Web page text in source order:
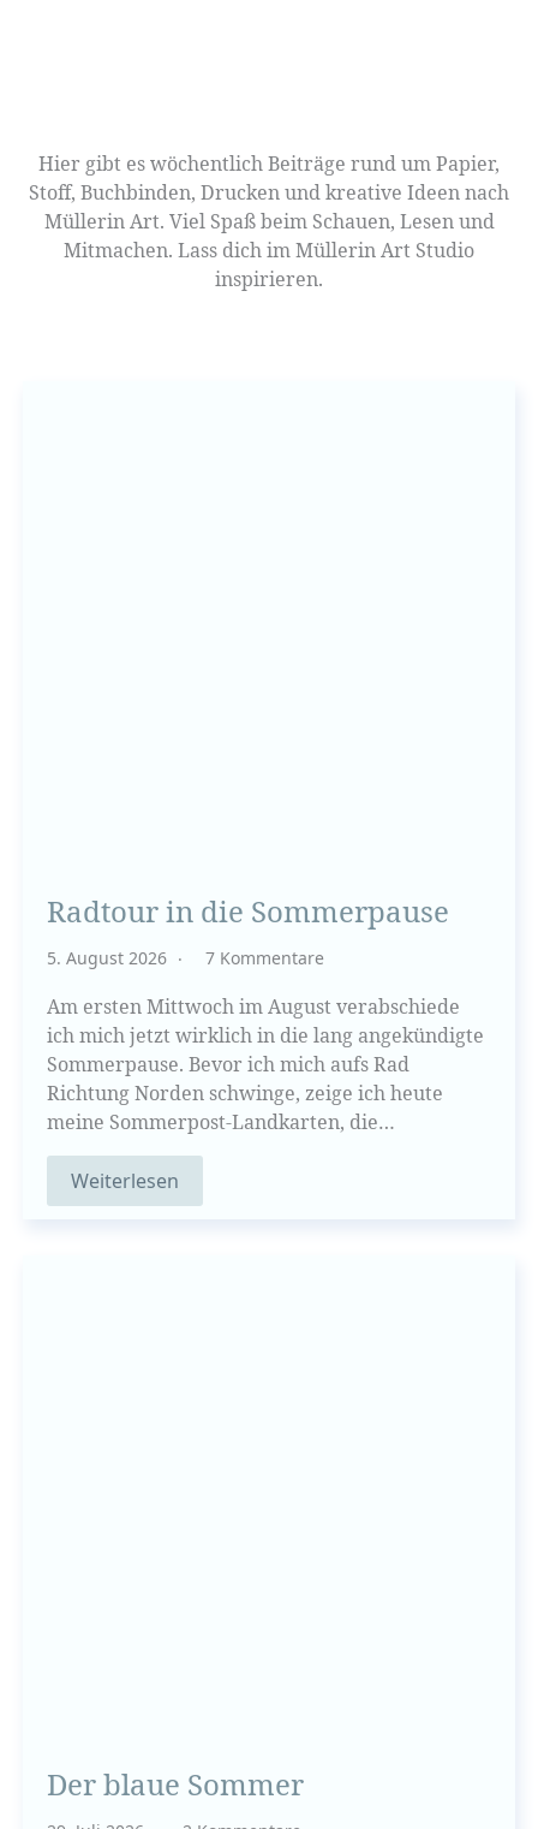
Hier gibt es wöchentlich Beiträge rund um Papier,
Stoff, Buchbinden, Drucken und kreative Ideen nach
Müllerin Art. Viel Spaß beim Schauen, Lesen und
Mitmachen. Lass dich im Müllerin Art Studio
inspirieren.
Radtour in die Sommerpause
5. August 2026 7 Kommentare
Am ersten Mittwoch im August verabschiede
ich mich jetzt wirklich in die lang angekündigte
Sommerpause. Bevor ich mich aufs Rad
Richtung Norden schwinge, zeige ich heute
meine Sommerpost-Landkarten, die…
Weiterlesen
Der blaue Sommer